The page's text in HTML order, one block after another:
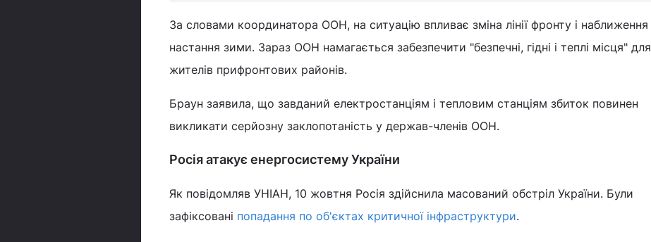
За словами координатора ООН, на ситуацію впливає зміна лінії фронту і наближення
настання зими. Зараз ООН намагається забезпечити "безпечні, гідні і теплі місця" для
жителів прифронтових районів.
Браун заявила, що завданий електростанціям і тепловим станціям збиток повинен
викликати серйозну заклопотаність у держав-членів ООН.
Росія атакує енергосистему України
Як повідомляв УНІАН, 10 жовтня Росія здійснила масований обстріл України. Були
зафіксовані попадання по об'єктах критичної інфраструктури.